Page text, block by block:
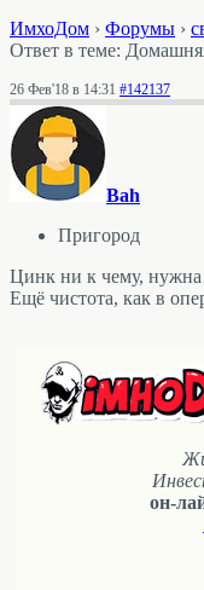
ИмхоДом › Форумы ›
Ответ в теме:
26 Фев'18 в 14:31 #142137
Bah
Пригород
Цинк ни к чему, нужна
Ещё чистота, как в
он-